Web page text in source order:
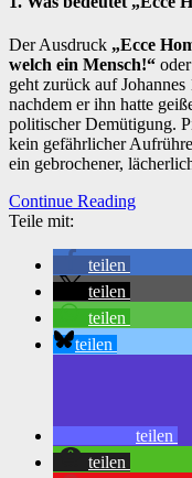
Der Ausdruck „Ecce
welch ein Mensch!“
geht zurück auf
nachdem er ihn hatte
politischer Demütigung.
kein gefährlicher
ein gebrochener,
Continue Reading
Teile mit:
teilen
teilen
teilen
teilen
teilen
teilen